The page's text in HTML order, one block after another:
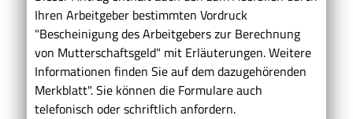
Ihren Arbeitgeber bestimmten Vordruck
"Bescheinigung des Arbeitgebers zur Berechnung
von Mutterschaftsgeld" mit Erläuterungen. Weitere
Informationen finden Sie auf dem dazugehörenden
Merkblatt".Sie können die Formulare auch
telefonisch oder schriftlich anfordern.